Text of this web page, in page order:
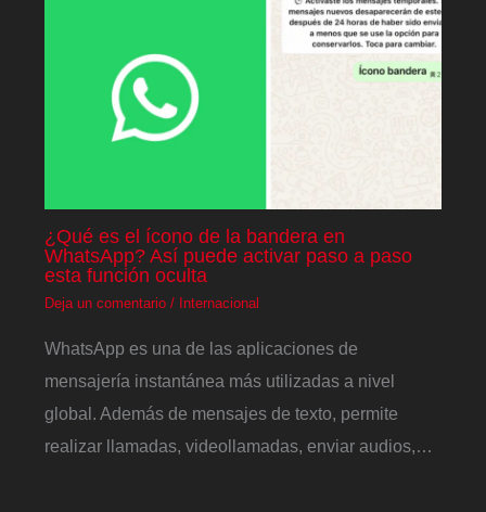
¿Qué es el ícono de la bandera en
WhatsApp? Así puede activar paso a paso
esta función oculta
Deja un comentario / Internacional
WhatsApp es una de las aplicaciones de
mensajería instantánea más utilizadas a nivel
global. Además de mensajes de texto, permite
realizar llamadas, videollamadas, enviar audios,…